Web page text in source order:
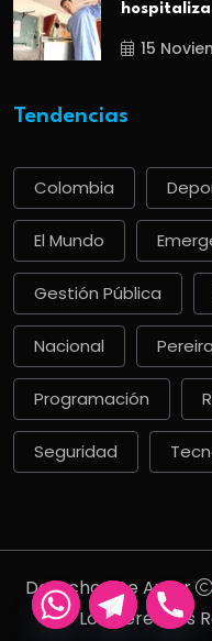
15
Tendencias
Colombia
El Mundo
Gestión Pública
Nacional Pereira
Programación
Seguridad
Derechos De Autor
Los Derechos